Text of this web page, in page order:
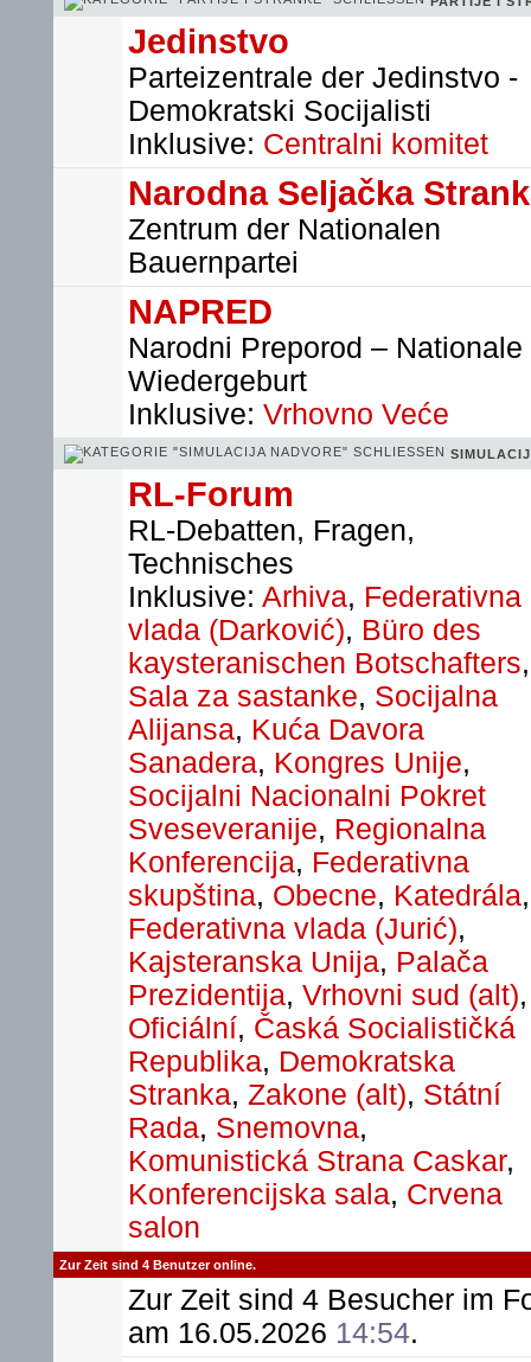
Jedinstvo
Parteizentrale der Jedinstvo -
Demokratski Socijalisti
Inklusive: Centralni komitet
Narodna Seljačka
Zentrum der Nationalen
Bauernpartei
NAPRED
Narodni Preporod – Nationale
Wiedergeburt
Inklusive: Vrhovno Veće
RL-Forum
RL-Debatten, Fragen,
Technisches
Inklusive: Arhiva, Federativna
vlada (Darković), Büro des
kaysteranischen Botschafters,
Sala za sastanke, Socijalna
Alijansa, Kuća Davora
Sanadera, Kongres Unije,
Socijalni Nacionalni Pokret
Sveseveranije, Regionalna
Konferencija, Federativna
skupština, Obecne, Katedrála,
Federativna vlada (Jurić),
Kajsteranska Unija, Palača
Prezidentija, Vrhovni sud (alt),
Oficiální, Časká Socialističká
Republika, Demokratska
Stranka, Zakone (alt), Státní
Rada, Snemovna,
Komunistická Strana Caskar,
Konferencijska sala, Crvena
salon
Zur Zeit sind 4 Benutzer online.
Zur Zeit sind 4 Besucher im
am 16.05.2026 14:54.